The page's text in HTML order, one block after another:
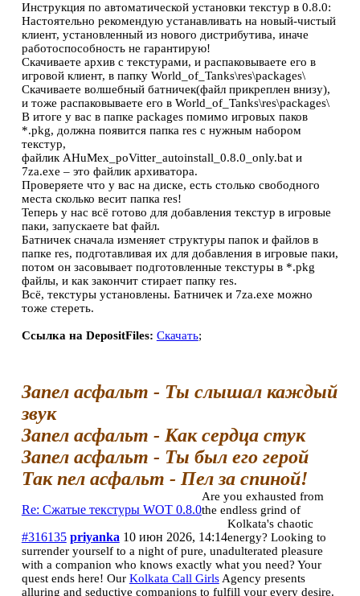
Инструкция по автоматической установки текстур в 0.8.0:
Настоятельно рекомендую устанавливать на новый-чистый
клиент, установленный из нового дистрибутива, иначе
работоспособность не гарантирую!
Скачиваете архив с текстурами, и распаковываете его в
игровой клиент, в папку World_of_Tanks\res\packages\
Скачиваете волшебный батничек(файл прикреплен внизу),
и тоже распаковываете его в World_of_Tanks\res\packages\
В итоге у вас в папке packages помимо игровых паков
*.pkg, должна появится папка res с нужным набором
текстур,
файлик AHuMex_poVitter_autoinstall_0.8.0_only.bat и
7za.exe – это файлик архиватора.
Проверяете что у вас на диске, есть столько свободного
места сколько весит папка res!
Теперь у нас всё готово для добавления текстур в игровые
паки, запускаете bat файл.
Батничек сначала изменяет структуры папок и файлов в
папке res, подготавливая их для добавления в игровые паки,
потом он засовывает подготовленные текстуры в *.pkg
файлы, и как закончит стирает папку res.
Всё, текстуры установлены. Батничек и 7za.exe можно
тоже стереть.
Ссылка на DepositFiles: Скачать;
Запел асфальт - Ты слышал каждый
звук
Запел асфальт - Как сердца стук
Запел асфальт - Ты был его герой
Так пел асфальт - Пел за спиной!
Re: Сжатые текстуры WOT 0.8.0
#316135 priyanka 10 июн 2026, 14:14
Are you exhausted from
the endless grind of
Kolkata's chaotic
energy? Looking to
surrender yourself to a night of pure, unadulterated pleasure
with a companion who knows exactly what you need? Your
quest ends here! Our Kolkata Call GirlsAgency presents
alluring and seductive companions to fulfill your every desire.